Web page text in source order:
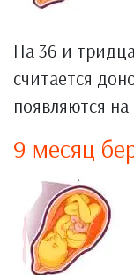
На 36 и
считается
появляются
9 месяц